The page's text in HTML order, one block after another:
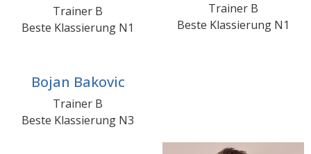
Trainer B
Beste Klassierung N1
Trainer B
Beste Klassierung N1
Bojan Bakovic
Trainer B
Beste Klassierung N3